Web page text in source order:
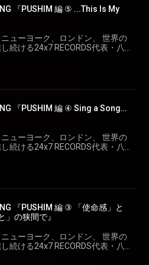
る「immature」をリリース。
20th ANNIVERSARY LIVE
で終える。2021年にはMini Album
ースに伴い、PUSHIM LIVE TOUR
MUSIC協力の元、アルバム
を乗せ、円熟味を増しつつも
姿は多くの人々の心を掴み、勇
shinoyama_pushim/ ✅＜
pushim_info/
koji24x7yawata/ ✅＜
BEGINNING
時代はめぐる、未来へつなげ
The Soul (=魂を感じる)”“Strong
誰にも真似できない)”と形容
。“クイーン・オブ・レゲエ”とし
エ・シーンNo.1シンガーの座を
、日本の音楽シーンの中でも圧
ル“Groovillage”を設立させるな
る「immature」をリリース。
20th ANNIVERSARY LIVE
で終える。2021年にはMini Album
ースに伴い、PUSHIM LIVE TOUR
MUSIC協力の元、アルバム
を乗せ、円熟味を増しつつも
姿は多くの人々の心を掴み、勇
shinoyama_pushim/
『PUSHIM 編 ⑤ ...This Is My
ューヨーク、ロンドン、 世界の
続ける24x7 RECORDS代表・八
『IN THE BEGINNING』。 5th
BEGINNING
』 ゲスト: PUSHIM
始。その歌声を聞くと、誰も
る)”“Strong Voice!(=力強い
できない)”と形容されるプレミア
オブ・レゲエ”として、今やジャパ
シンガーの座を確固たるものに
ーンの中でも圧倒的な歌唱力を
を設立させるなど、更に活動の幅
リリース。Zepp5箇所全10公演
LIVE TOUR”immature”や大阪
Album 『深呼吸』をリリース。
TOUR 2021 ”深呼吸”と題した
『PUSHIM 編 ④ Sing a Song…
ューヨーク、ロンドン、 世界の
続ける24x7 RECORDS代表・八
『IN THE BEGINNING』。 5th
BEGINNING
Story.』 ゲスト: PUSHIM
始。その歌声を聞くと、誰も
る)”“Strong Voice!(=力強い
できない)”と形容されるプレミア
オブ・レゲエ”として、今やジャパ
シンガーの座を確固たるものに
『PUSHIM 編 ③ 「使命感」と
」の狭間で』
ューヨーク、ロンドン、 世界の
続ける24x7 RECORDS代表・八